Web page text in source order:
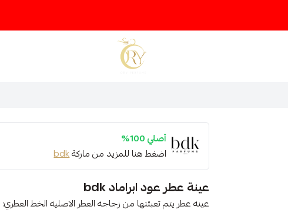
متجر عينات عطور أوري
أصلي 100%
اضغط هنا للمزيد من ماركةbdk
عينة عطر عود ابراماد bdk